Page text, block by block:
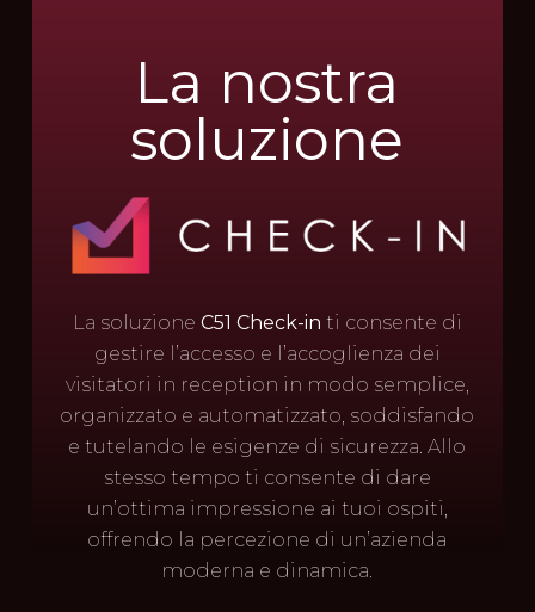
La nostra
soluzione
La soluzione C51 Check-in ti consente di
gestire l’accesso e l’accoglienza dei
visitatori in reception in modo semplice,
organizzato e automatizzato, soddisfando
e tutelando le esigenze di sicurezza. Allo
stesso tempo ti consente di dare
un’ottima impressione ai tuoi ospiti,
offrendo la percezione di un’azienda
moderna e dinamica.